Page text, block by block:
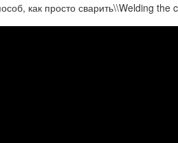
как просто сварить\\Welding the